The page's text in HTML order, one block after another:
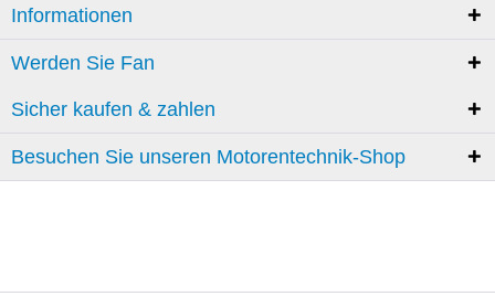
Informationen
Werden Sie Fan
Sicher kaufen & zahlen
Besuchen Sie unseren Motorentechnik-Shop